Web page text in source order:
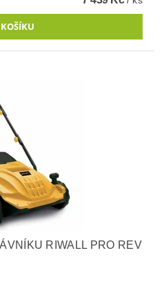
RIWALL PRO REV